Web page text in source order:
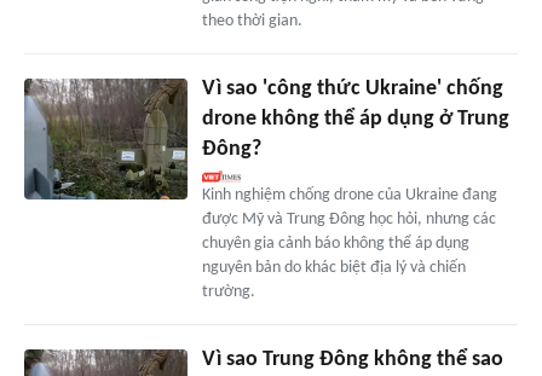
theo thời gian.
Vì sao 'công thức Ukraine' chống
drone không thể áp dụng ở Trung
Đông?
Kinh nghiệm chống drone của Ukraine đang
được Mỹ và Trung Đông học hỏi, nhưng các
chuyên gia cảnh báo không thể áp dụng
nguyên bản do khác biệt địa lý và chiến
trường.
Vì sao Trung Đông không thể sao